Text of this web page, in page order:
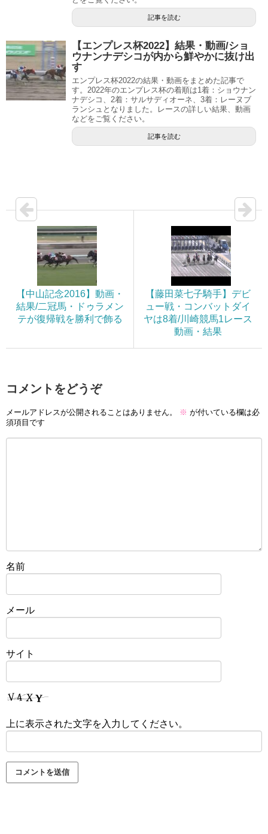
記事を読む
【エンプレス杯2022】結果・動画/ショ
ウナンナデシコが内から鮮やかに抜け出
す
エンプレス杯2022の結果・動画をまとめた記事で
す。2022年のエンプレス杯の着順は1着：ショウナン
ナデシコ、2着：サルサディオーネ、3着：レーヌブ
ランシュとなりました。レースの詳しい結果、動画
などをご覧ください。
記事を読む
【中山記念2016】動画・
結果/二冠馬・ドゥラメン
テが復帰戦を勝利で飾る
【藤田菜七子騎手】デビ
ュー戦・コンバットダイ
ヤは8着/川崎競馬1レース
動画・結果
コメントをどうぞ
メールアドレスが公開されることはありません。 ※ が付いている欄は必
須項目です
名前
メール
サイト
上に表示された文字を入力してください。